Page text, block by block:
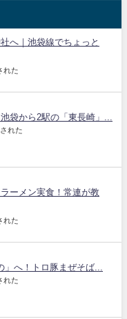
へ｜池袋線でちょっと
れた
袋から2駅の「東長崎」...
れた
ーメン実食！常連が教
れた
へ！トロ豚まぜそば...
れた